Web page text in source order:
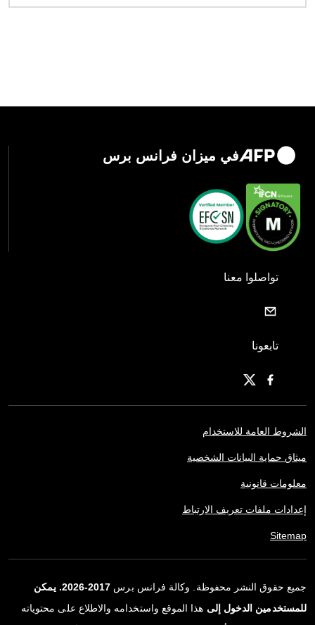
في ميزان فرانس برس
تواصلوا معنا
تابعونا
الشروط العامة للاستخدام
ميثاق حماية البيانات الشخصية
معلومات قانونية
إعدادات ملفات تعريف الارتباط
Sitemap
جميع حقوق النشر محفوظة. وكالة فرانس برس
2017-2026. يمكن
للمستخدمين الدخول إلى هذا الموقع واستخدامه والاطلاع على محتوياته